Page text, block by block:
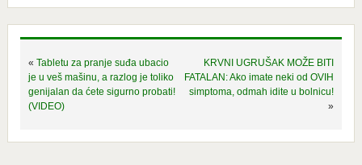
« Tabletu za pranje suđa ubacio
je u veš mašinu, a razlog je toliko
genijalan da ćete sigurno probati!
(VIDEO)
KRVNI UGRUŠAK MOŽE BITI
FATALAN: Ako imate neki od OVIH
simptoma, odmah idite u bolnicu!
»